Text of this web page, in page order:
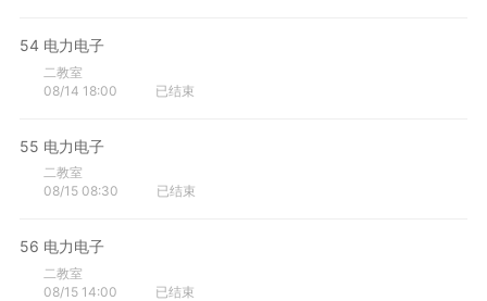
54 电力电子
二教室
08/14 18:00
已结束
55 电力电子
二教室
08/15 08:30
已结束
56 电力电子
二教室
08/15 14:00
已结束